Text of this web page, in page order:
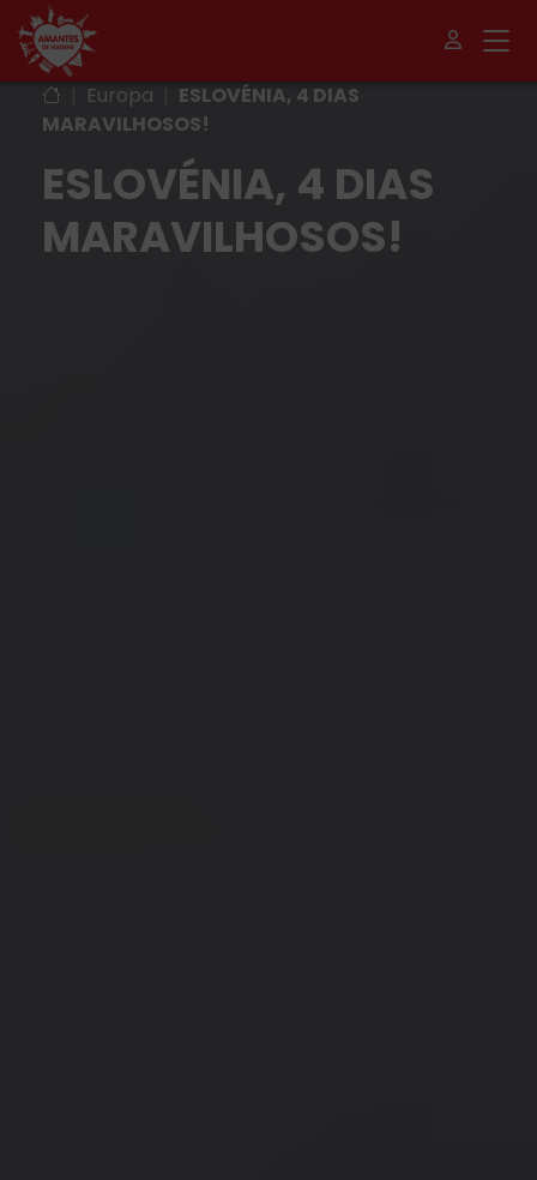
Europa
ESLOVÉNIA, 4 DIAS
MARAVILHOSOS!
ESLOVÉNIA, 4 DIAS
MARAVILHOSOS!